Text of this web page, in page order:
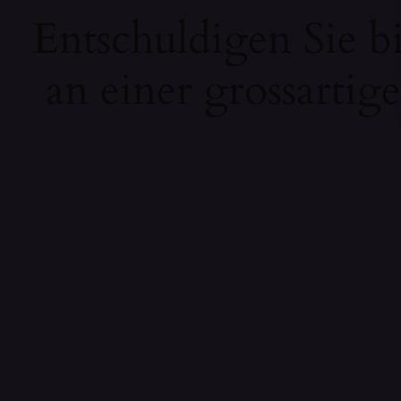
Entschuldigen Sie
an einer